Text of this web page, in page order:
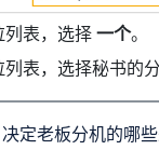
列表，选择一个。
表，选择秘书的
定老板分机的哪